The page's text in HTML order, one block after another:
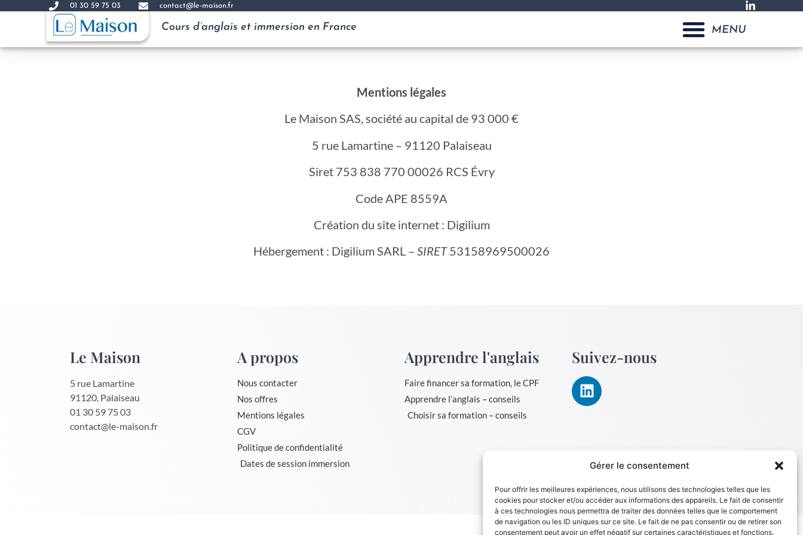
Gérer le consentement
Pour offrir les meilleures expériences, nous utilisons des technologies telles que les
cookies pour stocker et/ou accéder aux informations des appareils. Le fait de consentir
à ces technologies nous permettra de traiter des données telles que le comportement
de navigation ou les ID uniques sur ce site. Le fait de ne pas consentir ou de retirer son
consentement peut avoir un effet négatif sur certaines caractéristiques et fonctions.
01 30 59 75 03 contact@le-maison.fr
Cours d’anglais et immersion en France MENU
Mentions légales
Le Maison SAS, société au capital de 93 000 €
5 rue Lamartine – 91120 Palaiseau
Siret 753 838 770 00026 RCS Évry
Code APE 8559A
Création du site internet : Digilium
Hébergement : Digilium SARL – SIRET53158969500026
Le Maison
5 rue Lamartine
91120, Palaiseau
01 30 59 75 03
contact@le-maison.fr
A propos
Nous contacter
Nos offres
Mentions légales
CGV
Politique de confidentialité
Dates de session immersion
Apprendre l'anglais
Faire financer sa formation, le CPF
Apprendre l’anglais – conseils
Choisir sa formation – conseils
Suivez-nous